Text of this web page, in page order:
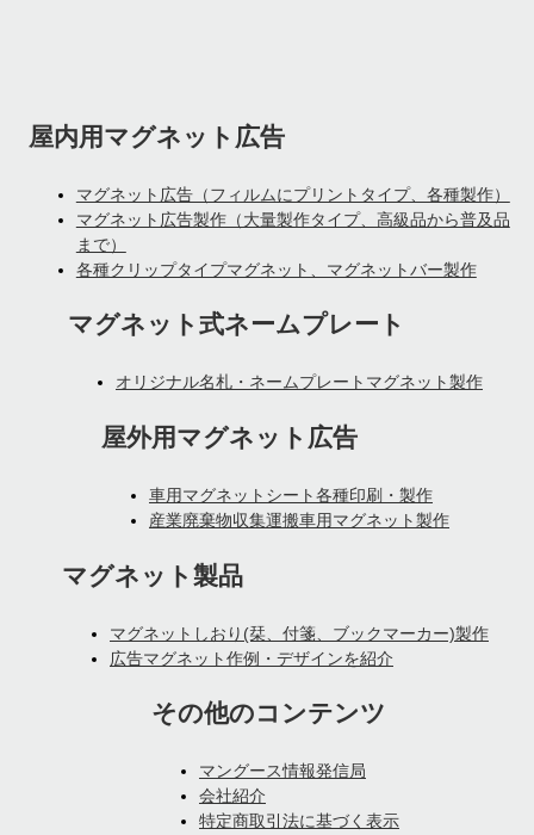
屋内用マグネット広告
マグネット広告（フィルムにプリントタイプ、各種製作）
マグネット広告製作（大量製作タイプ、高級品から普及品
まで）
各種クリップタイプマグネット、マグネットバー製作
マグネット式ネームプレート
オリジナル名札・ネームプレートマグネット製作
屋外用マグネット広告
車用マグネットシート各種印刷・製作
産業廃棄物収集運搬車用マグネット製作
マグネット製品
マグネットしおり(栞、付箋、ブックマーカー)製作
広告マグネット作例・デザインを紹介
その他のコンテンツ
マングース情報発信局
会社紹介
特定商取引法に基づく表示